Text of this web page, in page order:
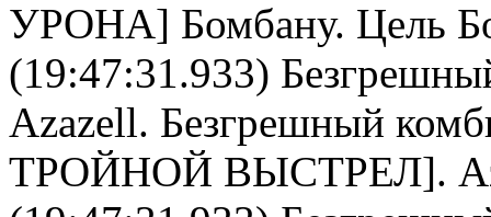
УРОНА] Бомбану. Цель
(19:47:31.933)
Azazell. Безгрешный
ТРОЙНОЙ ВЫСТРЕЛ].